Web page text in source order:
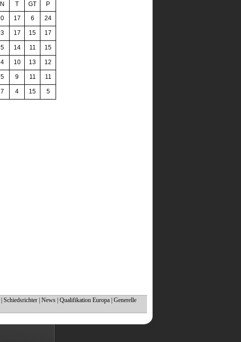
N T GT
P
0 17 6 24
3 17 15 17
5 14 11 15
4 10 13 12
5 9 11 11
7 4 15 5
Schiedsrichter News Qualifikation Europa Generelle